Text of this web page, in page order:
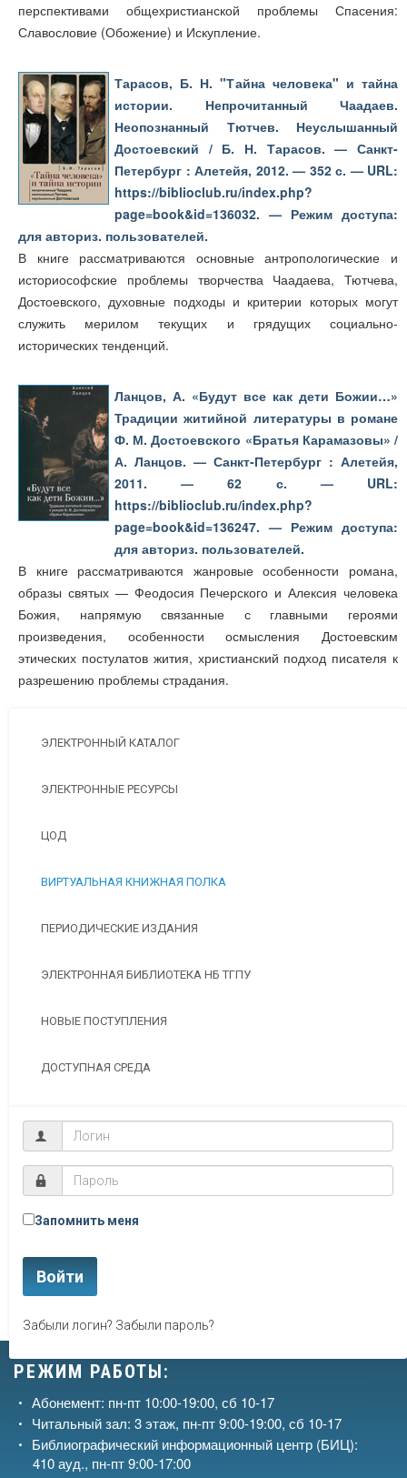
перспективами общехристианской проблемы Спасения:
Славословие (Обожение) и Искупление.
Тарасов, Б. Н. "Тайна человека" и тайна
истории. Непрочитанный Чаадаев.
Неопознанный Тютчев. Неуслышанный
Достоевский / Б. Н. Тарасов. — Санкт-
Петербург : Алетейя, 2012. — 352 с. — URL:
https://biblioclub.ru/index.php?
page=book&id=136032. — Режим доступа:
для авториз. пользователей.
В книге рассматриваются основные антропологические и
историософские проблемы творчества Чаадаева, Тютчева,
Достоевского, духовные подходы и критерии которых могут
служить мерилом текущих и грядущих социально-
исторических тенденций.
Ланцов, А. «Будут все как дети Божии…»
Традиции житийной литературы в романе
Ф. М. Достоевского «Братья Карамазовы» /
А. Ланцов. — Санкт-Петербург : Алетейя,
2011. — 62 с. — URL:
https://biblioclub.ru/index.php?
page=book&id=136247. — Режим доступа:
для авториз. пользователей.
В книге рассматриваются жанровые особенности романа,
образы святых — Феодосия Печерского и Алексия человека
Божия, напрямую связанные с главными героями
произведения, особенности осмысления Достоевским
этических постулатов жития, христианский подход писателя к
разрешению проблемы страдания.
ЭЛЕКТРОННЫЙ КАТАЛОГ
ЭЛЕКТРОННЫЕ РЕСУРСЫ
ЦОД
ВИРТУАЛЬНАЯ КНИЖНАЯ ПОЛКА
ПЕРИОДИЧЕСКИЕ ИЗДАНИЯ
ЭЛЕКТРОННАЯ БИБЛИОТЕКА НБ ТГПУ
НОВЫЕ ПОСТУПЛЕНИЯ
ДОСТУПНАЯ СРЕДА
Запомнить меня
Войти
Забыли логин? Забыли пароль?
РЕЖИМ РАБОТЫ:
Абонемент: пн-пт 10:00-19:00, сб 10-17
Читальный зал: 3 этаж, пн-пт 9:00-19:00, сб 10-17
Библиографический информационный центр (БИЦ):
410 ауд., пн-пт 9:00-17:00